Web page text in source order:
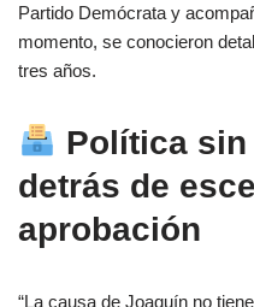
Partido Demócrata y
momento, se conocieron
tres años.
Política sin
detrás de
aprobación
“La causa de Joaquín no